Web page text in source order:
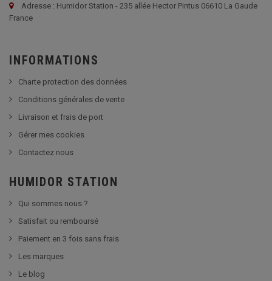
Adresse : Humidor Station - 235 allée Hector Pintus 06610 La Gaude
France
INFORMATIONS
Charte protection des données
Conditions générales de vente
Livraison et frais de port
Gérer mes cookies
Contactez nous
HUMIDOR STATION
Qui sommes nous ?
Satisfait ou remboursé
Paiement en 3 fois sans frais
Les marques
Le blog